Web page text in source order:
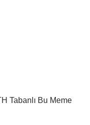
Tabanlı Bu Meme